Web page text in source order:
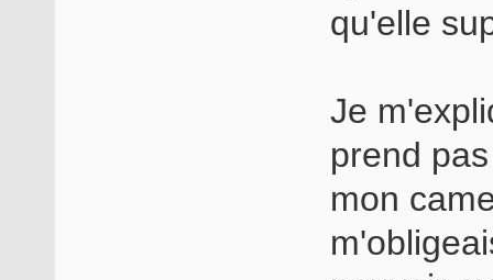
qu'elle
Je
prend
mon